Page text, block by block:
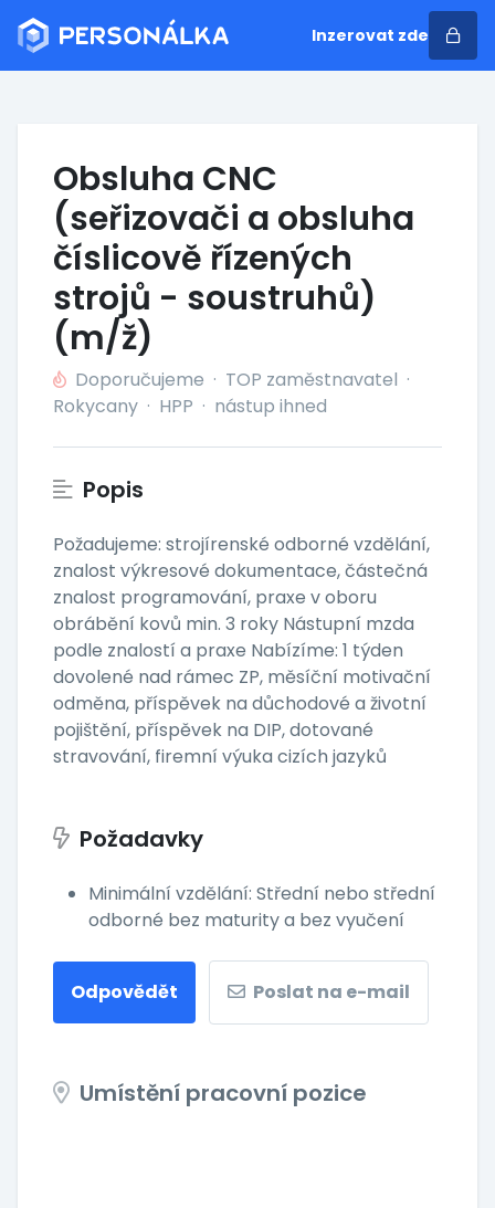
Inzerovat zde
Obsluha CNC
(seřizovači a obsluha
číslicově řízených
strojů - soustruhů)
(m/ž)
Doporučujeme · TOP zaměstnavatel ·
Rokycany · HPP · nástup ihned
Popis
Požadujeme: strojírenské odborné vzdělání,
znalost výkresové dokumentace, částečná
znalost programování, praxe v oboru
obrábění kovů min. 3 roky Nástupní mzda
podle znalostí a praxe Nabízíme: 1 týden
dovolené nad rámec ZP, měsíční motivační
odměna, příspěvek na důchodové a životní
pojištění, příspěvek na DIP, dotované
stravování, firemní výuka cizích jazyků
Požadavky
Minimální vzdělání: Střední nebo střední
odborné bez maturity a bez vyučení
Odpovědět Poslat na e-mail
Umístění pracovní pozice